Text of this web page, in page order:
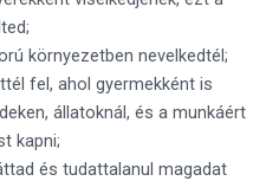
környezetben nevelkedtél;
fel, ahol gyermekként is
állatoknál, és a munkáért
kapni;
és tudattalanul magadat